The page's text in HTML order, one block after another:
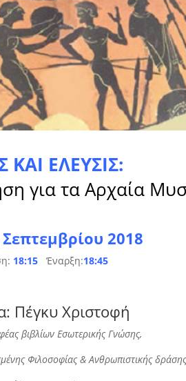
ΕΛΕΥΣΙΣ:
για τα Αρχαία
2018
18:15Έναρξη:18:45
Πέγκυ Χριστοφή
βιβλίων Εσωτερικής Γνώσης,
Φιλοσοφίας & Ανθρωπιστικής